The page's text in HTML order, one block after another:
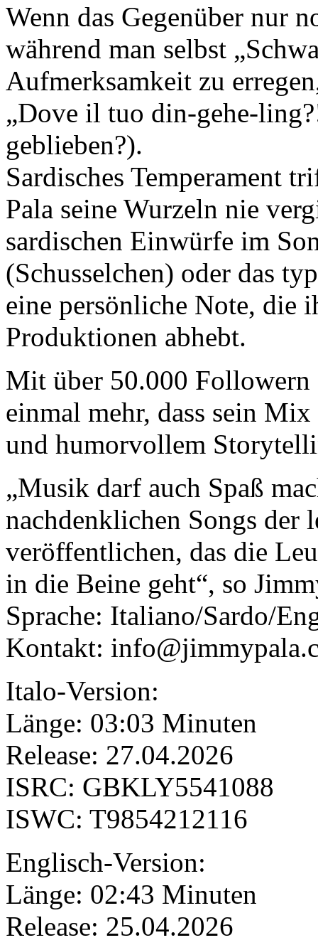
Wenn das Gegenüber nur
während man selbst
Aufmerksamkeit zu
„Dove il tuo din-gehe-
geblieben?).
Sardisches Temperament
Pala seine Wurzeln nie
sardischen Einwürfe im
(Schusselchen) oder das
eine persönliche Note, die
Produktionen abhebt.
Mit über 50.000
einmal mehr, dass sein
und humorvollem
„Musik darf auch Spaß
nachdenklichen Songs der
veröffentlichen, das die
in die Beine geht“, so
Sprache: Italiano/Sardo/
Kontakt:
Italo-Version:
Länge: 03:03 Minuten
Release: 27.04.2026
ISRC: GBKLY5541088
ISWC: T9854212116
Englisch-Version:
Länge: 02:43 Minuten
Release: 25.04.2026